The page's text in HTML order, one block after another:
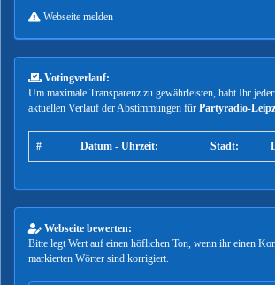
Webseite melden
Votingverlauf:
Um maximale Transparenz zu gewährleisten, habt Ihr
aktuellen Verlauf der Abstimmungen für Partyradio-
# Datum - Uhrzeit: Stadt:
Webseite bewerten:
Bitte legt Wert auf einen höflichen Ton, wenn ihr einen
markierten Wörter sind korrigiert.